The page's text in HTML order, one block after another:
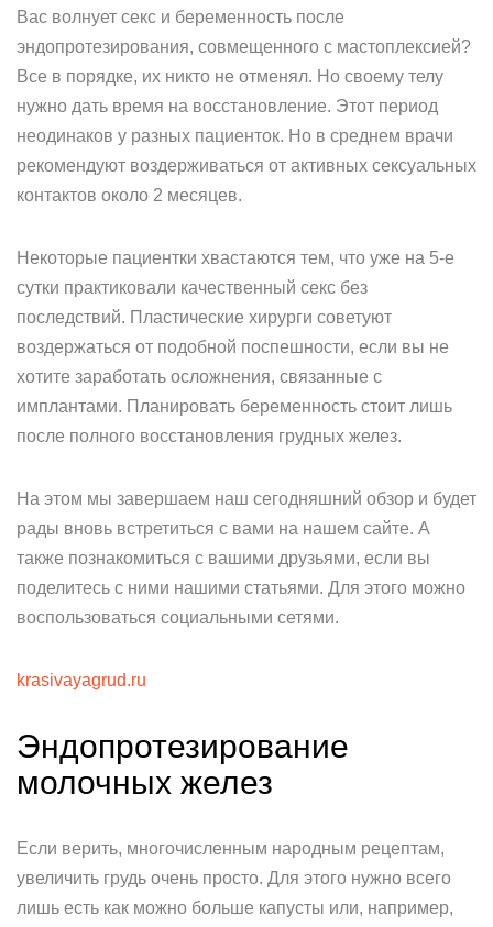
Вас волнует секс и беременность после
эндопротезирования, совмещенного с мастоплексией?
Все в порядке, их никто не отменял. Но своему телу
нужно дать время на восстановление. Этот период
неодинаков у разных пациенток. Но в среднем врачи
рекомендуют воздерживаться от активных сексуальных
контактов около 2 месяцев.
Некоторые пациентки хвастаются тем, что уже на 5-е
сутки практиковали качественный секс без
последствий. Пластические хирурги советуют
воздержаться от подобной поспешности, если вы не
хотите заработать осложнения, связанные с
имплантами. Планировать беременность стоит лишь
после полного восстановления грудных желез.
На этом мы завершаем наш сегодняшний обзор и будет
рады вновь встретиться с вами на нашем сайте. А
также познакомиться с вашими друзьями, если вы
поделитесь с ними нашими статьями. Для этого можно
воспользоваться социальными сетями.
krasivayagrud.ru
Эндопротезирование
молочных желез
Если верить, многочисленным народным рецептам,
увеличить грудь очень просто. Для этого нужно всего
лишь есть как можно больше капусты или, например,